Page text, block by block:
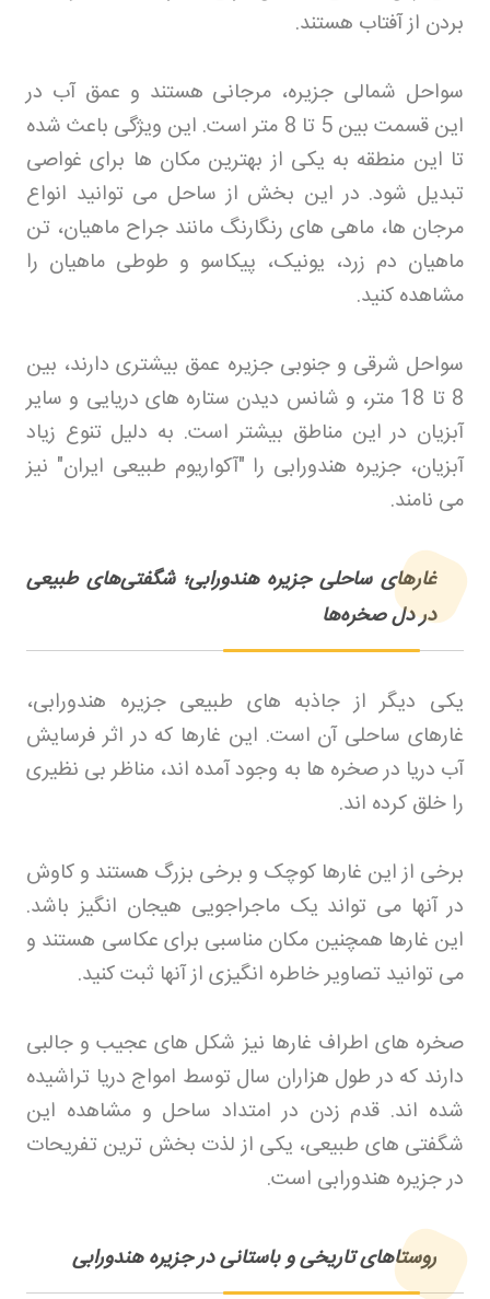
بردن از آفتاب هستند.
سواحل شمالی جزیره، مرجانی هستند و عمق آب در
این قسمت بین 5 تا 8 متر است. این ویژگی باعث شده
تا این منطقه به یکی از بهترین مکان ها برای غواصی
تبدیل شود. در این بخش از ساحل می توانید انواع
مرجان ها، ماهی های رنگارنگ مانند جراح ماهیان، تن
ماهیان دم زرد، یونیک، پیکاسو و طوطی ماهیان را
مشاهده کنید.
سواحل شرقی و جنوبی جزیره عمق بیشتری دارند، بین
8 تا 18 متر، و شانس دیدن ستاره های دریایی و سایر
آبزیان در این مناطق بیشتر است. به دلیل تنوع زیاد
آبزیان، جزیره هندورابی را "آکواریوم طبیعی ایران" نیز
می نامند.
غارهای ساحلی جزیره هندورابی؛ شگفتی‌های طبیعی
در دل صخره‌ها
یکی دیگر از جاذبه های طبیعی جزیره هندورابی،
غارهای ساحلی آن است. این غارها که در اثر فرسایش
آب دریا در صخره ها به وجود آمده اند، مناظر بی نظیری
را خلق کرده اند.
برخی از این غارها کوچک و برخی بزرگ هستند و کاوش
در آنها می تواند یک ماجراجویی هیجان انگیز باشد.
این غارها همچنین مکان مناسبی برای عکاسی هستند و
می توانید تصاویر خاطره انگیزی از آنها ثبت کنید.
صخره های اطراف غارها نیز شکل های عجیب و جالبی
دارند که در طول هزاران سال توسط امواج دریا تراشیده
شده اند. قدم زدن در امتداد ساحل و مشاهده این
شگفتی های طبیعی، یکی از لذت بخش ترین تفریحات
در جزیره هندورابی است.
روستاهای تاریخی و باستانی در جزیره هندورابی